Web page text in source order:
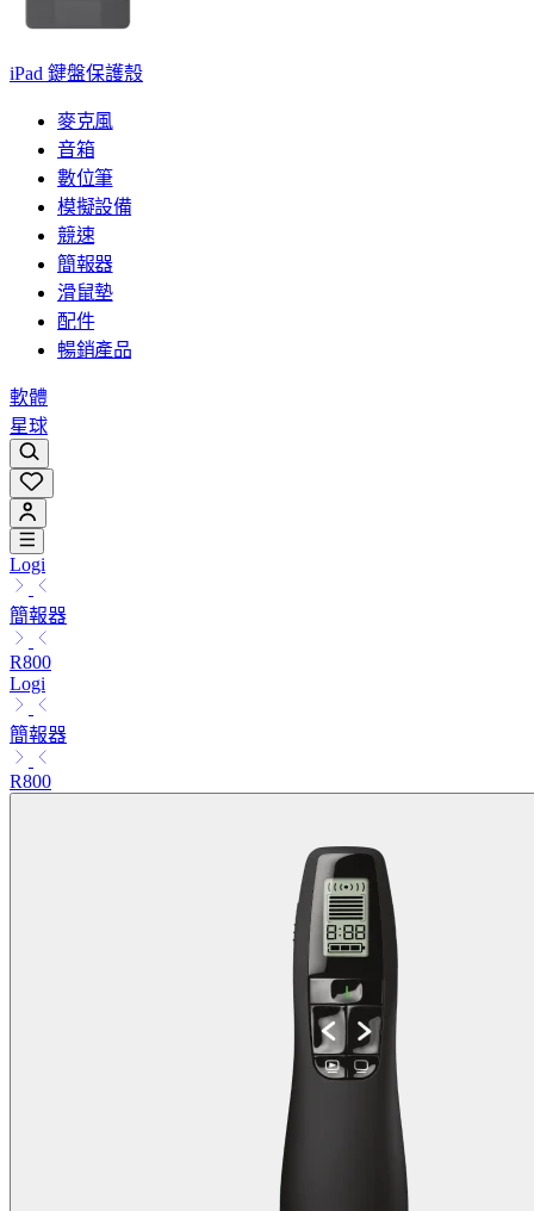
iPad 鍵盤保護殼
麥克風
音箱
數位筆
模擬設備
競速
簡報器
滑鼠墊
配件
暢銷產品
軟體
星球
Logi
簡報器
R800
Logi
簡報器
R800